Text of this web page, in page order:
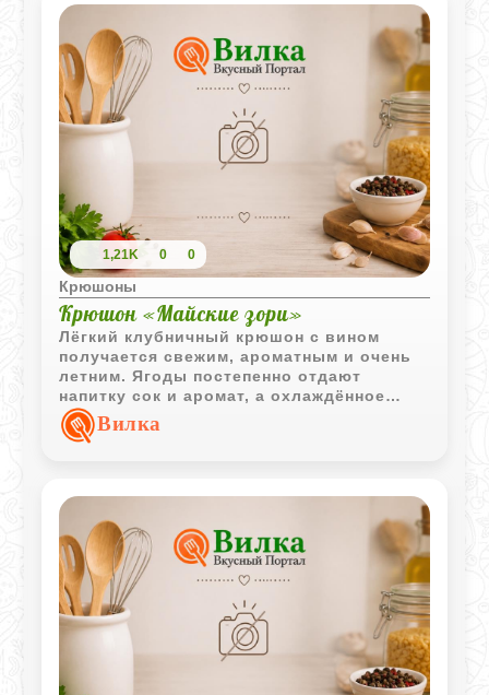
1,21K 0 0
Крюшоны
Крюшон «Майские зори»
Лёгкий клубничный крюшон с вином
получается свежим, ароматным и очень
летним. Ягоды постепенно отдают
напитку сок и аромат, а охлаждённое
шампанское делает подачу особенно
праздничной и воздушной.
Вилка